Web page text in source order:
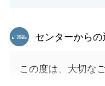
東急リバブル
センターからの
この度は、大切な